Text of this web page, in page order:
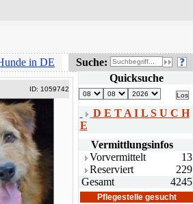
in DE Suche:
ID: 1059742
Quicksuche
D E T A I L S U C H
E
Vermittlungsinfos
Vorvermittelt
13
Reserviert
229
Gesamt
4245
Pflegestelle gesucht